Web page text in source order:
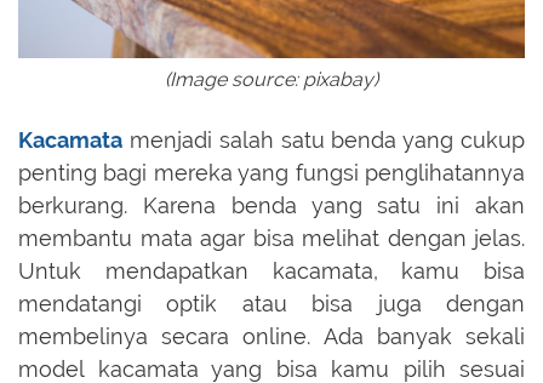
(Image source: pixabay)
Kacamata menjadi salah satu benda yang cukup
penting bagi mereka yang fungsi penglihatannya
berkurang. Karena benda yang satu ini akan
membantu mata agar bisa melihat dengan jelas.
Untuk mendapatkan kacamata, kamu bisa
mendatangi optik atau bisa juga dengan
membelinya secara online. Ada banyak sekali
model kacamata yang bisa kamu pilih sesuai